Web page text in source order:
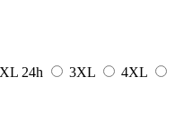
24h 3XL
4XL